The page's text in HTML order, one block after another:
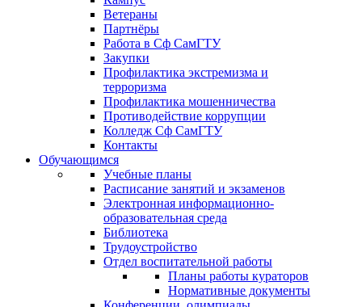
Ветераны
Партнёры
Работа в Сф СамГТУ
Закупки
Профилактика экстремизма и
терроризма
Профилактика мошенничества
Противодействие коррупции
Колледж Сф СамГТУ
Контакты
Обучающимся
Учебные планы
Расписание занятий и экзаменов
Электронная информационно-
образовательная среда
Библиотека
Трудоустройство
Отдел воспитательной работы
Планы работы кураторов
Нормативные документы